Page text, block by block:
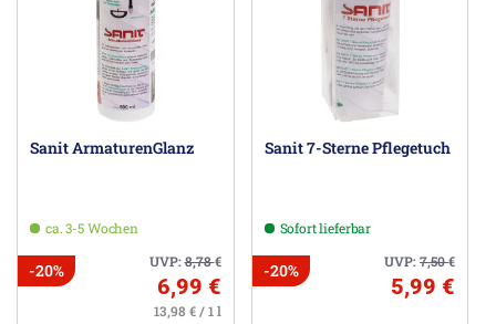
Sanit ArmaturenGlanz
ca. 3-5 Wochen
UVP:8,78€
-20%
6,99 €
13,98 € / 1 l
Sanit 7-Sterne Pflegetuch
Sofort lieferbar
UVP:7,50€
-20%
5,99 €